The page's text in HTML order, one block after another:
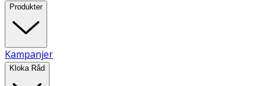
Produkter
Kampanjer
Kloka Råd